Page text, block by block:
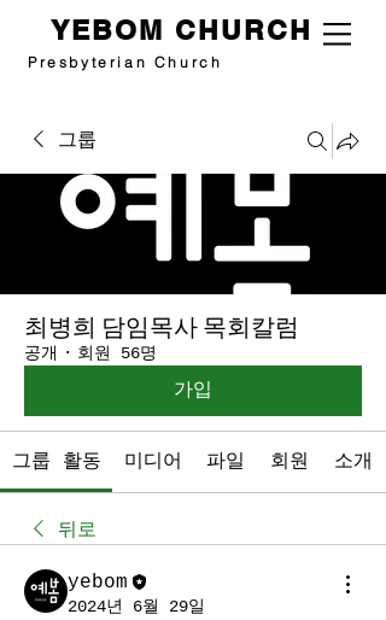
Presbyterian Church
YEBOM CHURCH
그룹
최병희 담임목사 목회칼럼
공개 · 회원 56명
가입
그룹 활동 미디어 파일 회원 소개
뒤로
yebom
2024년 6월 29일